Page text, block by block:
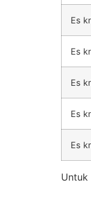
Es
Es
Es
Es
Es
Untuk